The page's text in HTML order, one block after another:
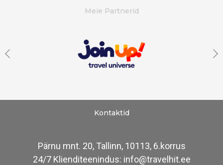
Meie Partnerid
Kontaktid
Pärnu mnt. 20, Tallinn, 10113, 6.korrus
24/7 Klienditeenindus: info@travelhit.ee